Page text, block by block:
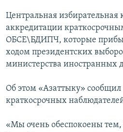
Центральная избирательная
аккредитации
ОБСЕ\БДИПЧ, которые
ходом президентских
министерства иностранных
Об этом «Азаттыку» сообщил
краткосрочных
«Мы очень обеспокоены